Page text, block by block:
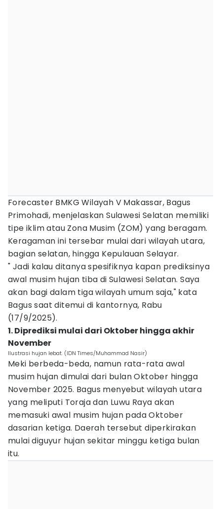
Forecaster BMKG Wilayah V Makassar, Bagus
Primohadi, menjelaskan Sulawesi Selatan memiliki
tipe iklim atau Zona Musim (ZOM) yang beragam.
Keragaman ini tersebar mulai dari wilayah utara,
bagian selatan, hingga Kepulauan Selayar.
" Jadi kalau ditanya spesifiknya kapan prediksinya
awal musim hujan tiba di Sulawesi Selatan. Saya
akan bagi dalam tiga wilayah umum saja," kata
Bagus saat ditemui di kantornya, Rabu
(17/9/2025).
1. Diprediksi mulai dari Oktober hingga akhir
November
Ilustrasi hujan lebat. (IDN Times/Muhammad Nasir)
Meki berbeda-beda, namun rata-rata awal
musim hujan dimulai dari bulan Oktober hingga
November 2025. Bagus menyebut wilayah utara
yang meliputi Toraja dan Luwu Raya akan
memasuki awal musim hujan pada Oktober
dasarian ketiga. Daerah tersebut diperkirakan
mulai diguyur hujan sekitar minggu ketiga bulan
itu.